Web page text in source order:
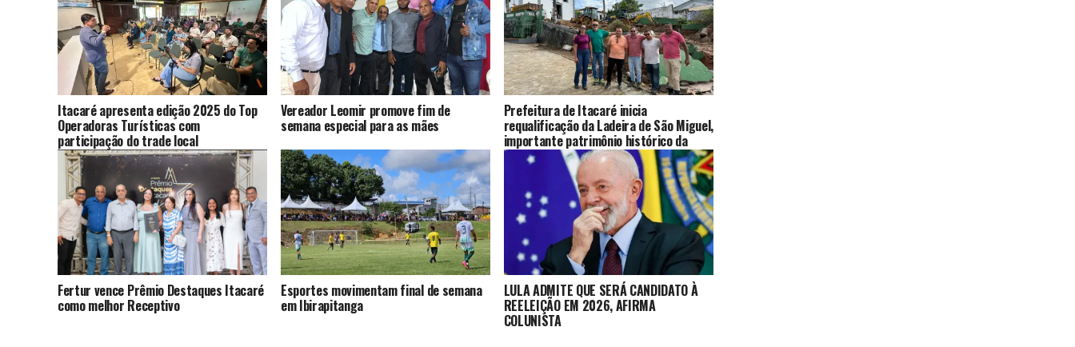
Itacaré apresenta edição 2025 do Top
Operadoras Turísticas com
participação do trade local
Vereador Leomir promove fim de
semana especial para as mães
Prefeitura de Itacaré inicia
requalificação da Ladeira de São Miguel,
importante patrimônio histórico da
cidade
Fertur vence Prêmio Destaques Itacaré
como melhor Receptivo
Esportes movimentam final de semana
em Ibirapitanga
LULA ADMITE QUE SERÁ CANDIDATO À
REELEIÇÃO EM 2026, AFIRMA
COLUNISTA